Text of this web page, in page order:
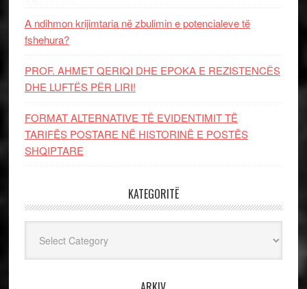
A ndihmon krijimtaria në zbulimin e potencialeve të
fshehura?
PROF. AHMET QERIQI DHE EPOKA E REZISTENCЁS
DHE LUFTЁS PЁR LIRI!
FORMAT ALTERNATIVE TË EVIDENTIMIT TË
TARIFËS POSTARE NË HISTORINË E POSTËS
SHQIPTARE
KATEGORITË